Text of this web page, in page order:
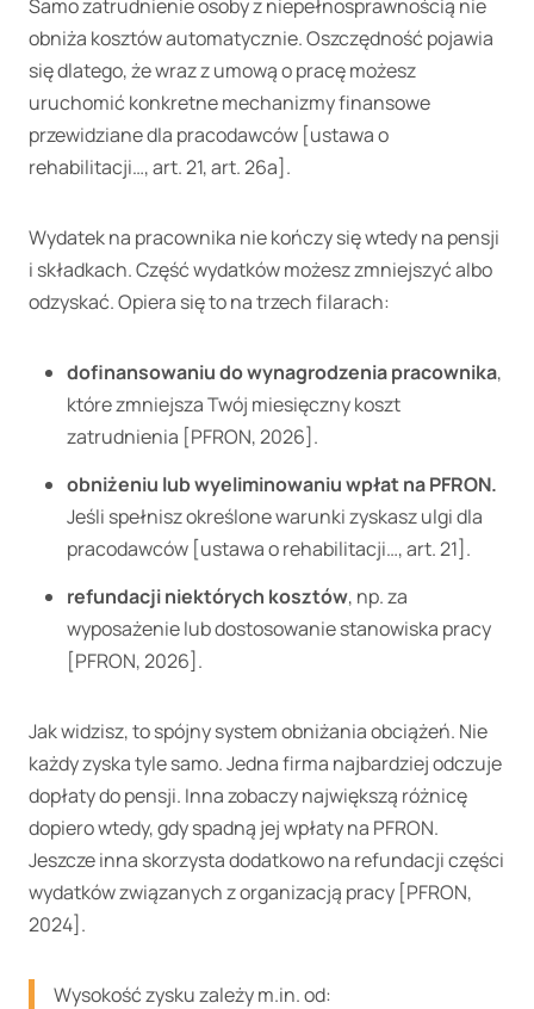
Samo zatrudnienie osoby z niepełnosprawnością nie
obniża kosztów automatycznie. Oszczędność pojawia
się dlatego, że wraz z umową o pracę możesz
uruchomić konkretne mechanizmy finansowe
przewidziane dla pracodawców [ustawa o
rehabilitacji…, art. 21, art. 26a].
Wydatek na pracownika nie kończy się wtedy na pensji
i składkach. Część wydatków możesz zmniejszyć albo
odzyskać. Opiera się to na trzech filarach:
dofinansowaniu do wynagrodzenia pracownika,
które zmniejsza Twój miesięczny koszt
zatrudnienia [PFRON, 2026].
obniżeniu lub wyeliminowaniu wpłat na PFRON.
Jeśli spełnisz określone warunki zyskasz ulgi dla
pracodawców [ustawa o rehabilitacji…, art. 21].
refundacji niektórych kosztów, np. za
wyposażenie lub dostosowanie stanowiska pracy
[PFRON, 2026].
Jak widzisz, to spójny system obniżania obciążeń. Nie
każdy zyska tyle samo. Jedna firma najbardziej odczuje
dopłaty do pensji. Inna zobaczy największą różnicę
dopiero wtedy, gdy spadną jej wpłaty na PFRON.
Jeszcze inna skorzysta dodatkowo na refundacji części
wydatków związanych z organizacją pracy [PFRON,
2024].
Wysokość zysku zależy m.in. od: